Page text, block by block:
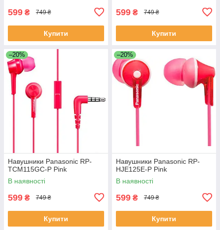
599 ₴ 749 ₴
Купити
599 ₴ 749 ₴
Купити
–20%
Навушники Panasonic RP-
TCM115GC-P Pink
В наявності
599 ₴ 749 ₴
Купити
–20%
Навушники Panasonic RP-
HJE125E-P Pink
В наявності
599 ₴ 749 ₴
Купити